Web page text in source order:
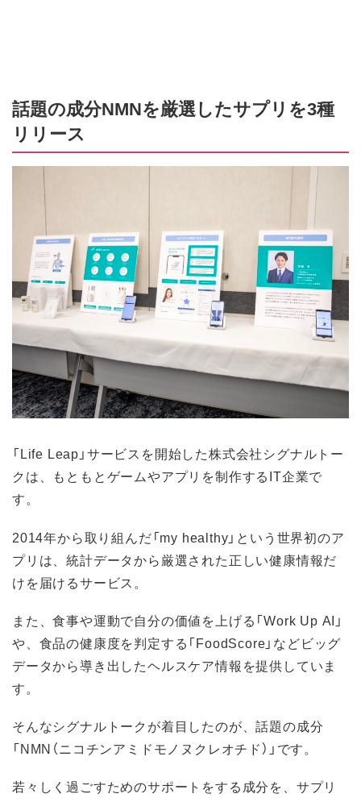
話題の成分NMNを厳選したサプリを3種
リリース
「Life Leap」サービスを開始した株式会社シグナルトー
クは、もともとゲームやアプリを制作するIT企業で
す。
2014年から取り組んだ「my healthy」という世界初のア
プリは、統計データから厳選された正しい健康情報だ
けを届けるサービス。
また、食事や運動で自分の価値を上げる「Work Up AI」
や、食品の健康度を判定する「FoodScore」などビッグ
データから導き出したヘルスケア情報を提供していま
す。
そんなシグナルトークが着目したのが、話題の成分
「NMN（ニコチンアミドモノヌクレオチド）」です。
若々しく過ごすためのサポートをする成分を、サプリ